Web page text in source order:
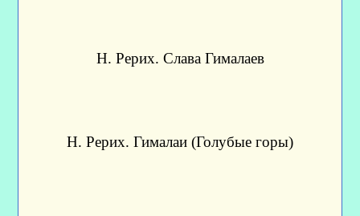
Н. Рерих. Слава Гималаев
Н. Рерих. Гималаи (Голубые горы)